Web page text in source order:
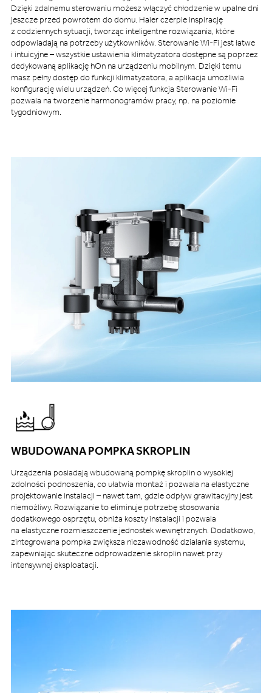
Dzięki zdalnemu sterowaniu możesz włączyć chłodzenie w upalne dni
jeszcze przed powrotem do domu. Haier czerpie inspirację
z codziennych sytuacji, tworząc inteligentne rozwiązania, które
odpowiadają na potrzeby użytkowników. Sterowanie Wi-Fi jest łatwe
i intuicyjne – wszystkie ustawienia klimatyzatora dostępne są poprzez
dedykowaną aplikację hOn na urządzeniu mobilnym. Dzięki temu
masz pełny dostęp do funkcji klimatyzatora, a aplikacja umożliwia
konfigurację wielu urządzeń. Co więcej funkcja Sterowanie Wi-Fi
pozwala na tworzenie harmonogramów pracy, np. na poziomie
tygodniowym.
WBUDOWANA POMPKA SKROPLIN
Urządzenia posiadają wbudowaną pompkę skroplin o wysokiej
zdolności podnoszenia, co ułatwia montaż i pozwala na elastyczne
projektowanie instalacji – nawet tam, gdzie odpływ grawitacyjny jest
niemożliwy. Rozwiązanie to eliminuje potrzebę stosowania
dodatkowego osprzętu, obniża koszty instalacji i pozwala
na elastyczne rozmieszczenie jednostek wewnętrznych. Dodatkowo,
zintegrowana pompka zwiększa niezawodność działania systemu,
zapewniając skuteczne odprowadzenie skroplin nawet przy
intensywnej eksploatacji.